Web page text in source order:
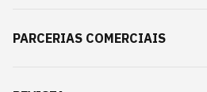
PARCERIAS COMERCIAIS